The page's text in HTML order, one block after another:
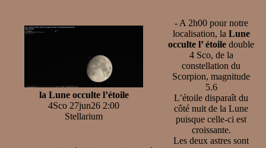
la Lune occulte l’étoile
4Sco 27jun26 2:00
Stellarium
- A 2h00 pour notre
localisation, la Lune
occulte l’ étoile double
4 Sco, de la
constellation du
Scorpion, magnitude
5.6
L’étoile disparaît du
côté nuit de la Lune
puisque celle-ci est
croissante.
Les deux astres sont